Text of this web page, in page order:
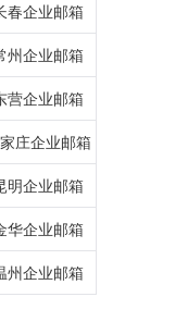
春企业邮箱
州企业邮箱
营企业邮箱
庄企业邮箱
明企业邮箱
华企业邮箱
州企业邮箱